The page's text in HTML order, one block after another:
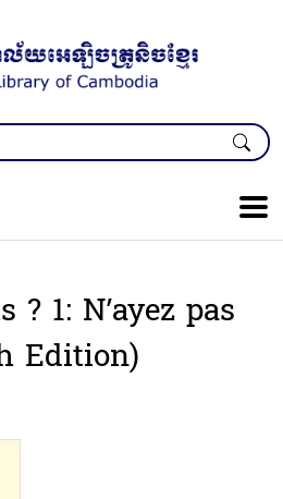
? 1: N’ayez pas
Edition)